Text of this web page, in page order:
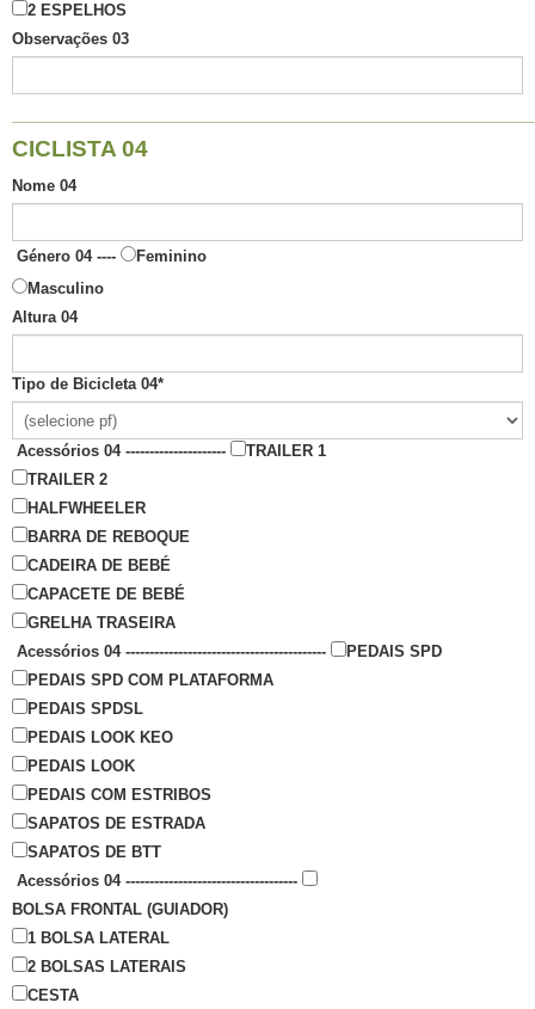
2 ESPELHOS
Observações 03
CICLISTA 04
Nome 04
Género 04 ----
Feminino
Masculino
Altura 04
Tipo de Bicicleta 04*
Acessórios 04 ---------------------
TRAILER 1
TRAILER 2
HALFWHEELER
BARRA DE REBOQUE
CADEIRA DE BEBÉ
CAPACETE DE BEBÉ
GRELHA TRASEIRA
Acessórios 04 ------------------------------------------
PEDAIS SPD
PEDAIS SPD COM PLATAFORMA
PEDAIS SPDSL
PEDAIS LOOK KEO
PEDAIS LOOK
PEDAIS COM ESTRIBOS
SAPATOS DE ESTRADA
SAPATOS DE BTT
Acessórios 04 ------------------------------------
BOLSA FRONTAL (GUIADOR)
1 BOLSA LATERAL
2 BOLSAS LATERAIS
CESTA